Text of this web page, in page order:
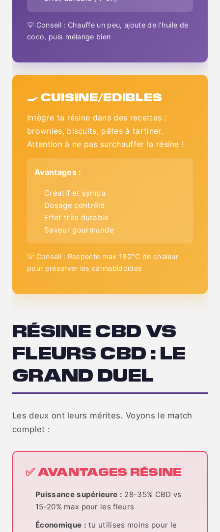
💡 Conseil : Chauffe un peu, ajoute de l’huile de
coco, puis mélange bien
🍳 CUISINE/EDIBLES
Intègre ta résine dans des recettes :
brownies, biscuits, pâtes à tartiner.
Attention à ne pas surchauffer la résine !
Avantages :
Créatif et sympa
Dosage contrôlé
Effet très durable
Saveur gourmande
💡 Conseil : Respecte max 180°C de chaleur
pour préserver les cannabidoïdes
RÉSINE CBD VS
FLEURS CBD : LE
GRAND DUEL
Les deux ont leurs mérites. Voyons le match
complet :
✅ AVANTAGES RÉSINE
Puissance supérieure : 28-35% CBD vs
15-20% max pour les fleurs
Économique : tu utilises moins pour le